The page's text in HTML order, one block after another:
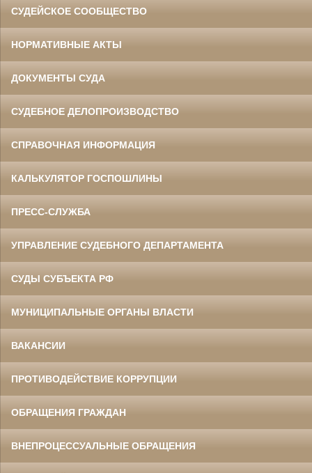
СУДЕЙСКОЕ СООБЩЕСТВО
НОРМАТИВНЫЕ АКТЫ
ДОКУМЕНТЫ СУДА
СУДЕБНОЕ ДЕЛОПРОИЗВОДСТВО
СПРАВОЧНАЯ ИНФОРМАЦИЯ
КАЛЬКУЛЯТОР ГОСПОШЛИНЫ
ПРЕСС-СЛУЖБА
УПРАВЛЕНИЕ СУДЕБНОГО ДЕПАРТАМЕНТА
СУДЫ СУБЪЕКТА РФ
МУНИЦИПАЛЬНЫЕ ОРГАНЫ ВЛАСТИ
ВАКАНСИИ
ПРОТИВОДЕЙСТВИЕ КОРРУПЦИИ
ОБРАЩЕНИЯ ГРАЖДАН
ВНЕПРОЦЕССУАЛЬНЫЕ ОБРАЩЕНИЯ